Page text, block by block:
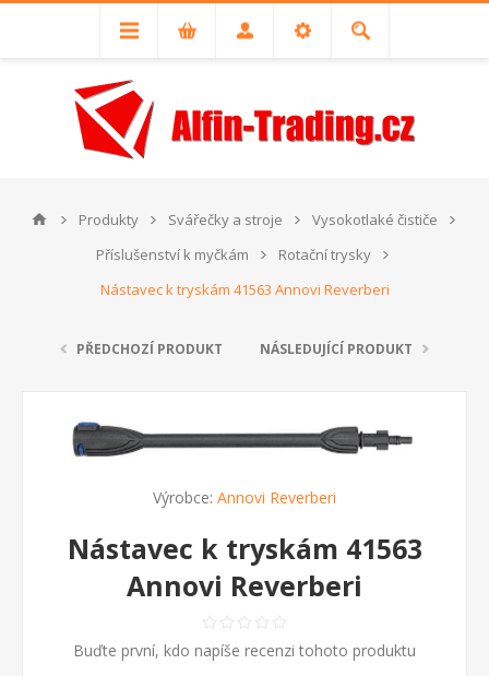
Produkty Svářečky a stroje
Vysokotlaké čističe
Příslušenství k myčkám
Rotační trysky
Nástavec k tryskám 41563 Annovi Reverberi
PŘEDCHOZÍ PRODUKT NÁSLEDUJÍCÍ PRODUKT
Výrobce: Annovi Reverberi
Nástavec k tryskám 41563
Annovi Reverberi
Buďte první, kdo napíše recenzi tohoto produktu